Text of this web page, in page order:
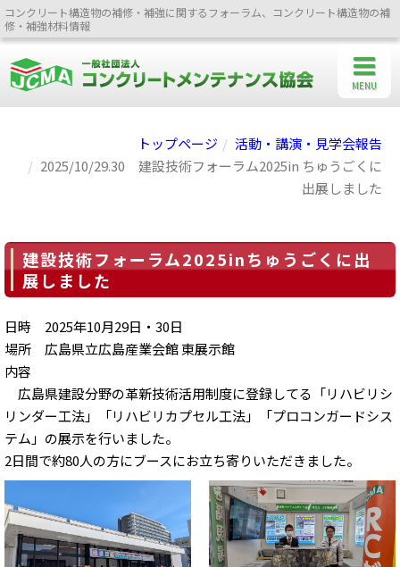
コンクリート構造物の補修・補強に関するフォーラム、コンクリート構造物の補
修・補強材料情報
トップページ
活動・講演・見学会報告
2025/10/29.30 建設技術フォーラム2025in ちゅうごくに
出展しました
建設技術フォーラム2025inちゅうごくに出
展しました
日時 2025年10月29日・30日
場所 広島県立広島産業会館 東展示館
内容
広島県建設分野の革新技術活用制度に登録してる「リハビリシ
リンダー工法」「リハビリカプセル工法」「プロコンガードシス
テム」の展示を行いました。
2日間で約80人の方にブースにお立ち寄りいただきました。
MENU